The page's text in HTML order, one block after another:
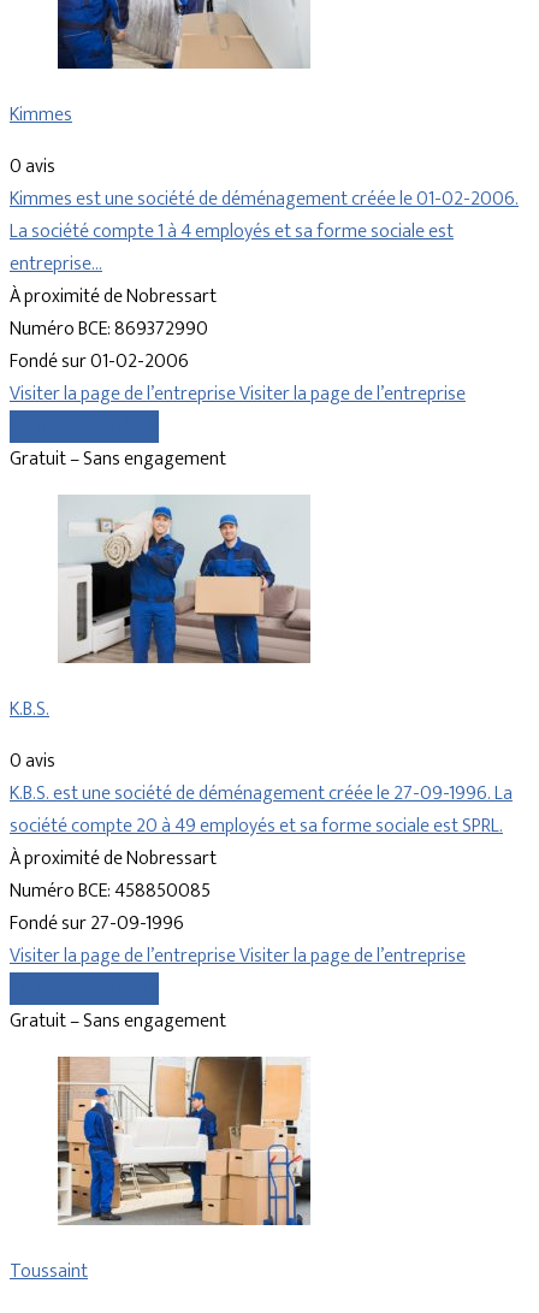
Kimmes
0 avis
Kimmes est une société de déménagement créée le 01-02-2006.
La société compte 1 à 4 employés et sa forme sociale est
entreprise…
À proximité de Nobressart
Numéro BCE: 869372990
Fondé sur 01-02-2006
Visiter la page de l’entrepriseVisiter la page de l’entreprise
Gratuit – Sans engagement
K.B.S.
0 avis
K.B.S. est une société de déménagement créée le 27-09-1996. La
société compte 20 à 49 employés et sa forme sociale est SPRL.
À proximité de Nobressart
Numéro BCE: 458850085
Fondé sur 27-09-1996
Visiter la page de l’entrepriseVisiter la page de l’entreprise
Gratuit – Sans engagement
Toussaint